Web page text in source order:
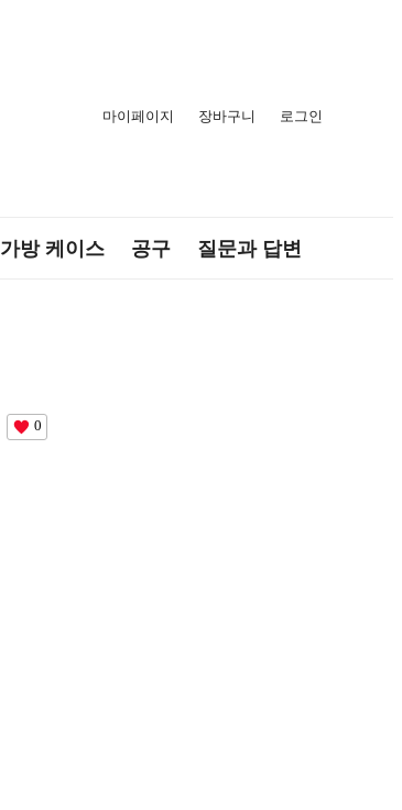
마이페이지 장바구니 로그인
가방 케이스 공구 질문과 답변
0